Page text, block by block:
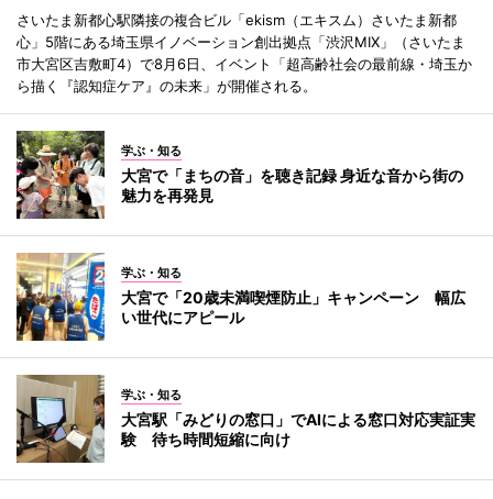
さいたま新都心駅隣接の複合ビル「ekism（エキスム）さいたま新都
心」5階にある埼玉県イノベーション創出拠点「渋沢MIX」（さいたま
市大宮区吉敷町4）で8月6日、イベント「超高齢社会の最前線・埼玉か
ら描く『認知症ケア』の未来」が開催される。
学ぶ・知る
大宮で「まちの音」を聴き記録 身近な音から街の
魅力を再発見
学ぶ・知る
大宮で「20歳未満喫煙防止」キャンペーン 幅広
い世代にアピール
学ぶ・知る
大宮駅「みどりの窓口」でAIによる窓口対応実証実
験 待ち時間短縮に向け